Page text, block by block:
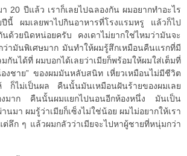
20 ปีแล้ว เราก็เลยไปฉลองกัน ผมอยากทำอะไร
นี้ ผมเลยพาไปกินอาหารที่โรงแรมหรู แล้วก็ไป
ด้วยนิดหน่อยครับ คงเดาไม่ยากใช่ไหมว่ามันจะ
ามันพิเศษมาก มันทำให้ผมรู้สึกเหมือนคืนแรกที่มี
มกันได้ที่ ผมบอกได้เลยว่าเมียก็พร้อมให้ผมใส่เต็มที่
งชาย” ของผมมันหลับสนิท เหี่ยวเหมือนไม่มีชีวิต
ก็ไม่เป็นผล คืนนั้นมันเหมือนฝันร้ายของผมเลย
องมาก คืนนั้นผมแยกไปนอนอีกห้องหนึ่ง มันเป็น
มา ผมรู้ว่าเมียก็เซ็งไม่ใช่น้อย ผมไม่อยากให้เรา
ลึก ๆ แล้วผมกลัวว่าเมียจะไปหาผู้ชายที่หนุ่มกว่า